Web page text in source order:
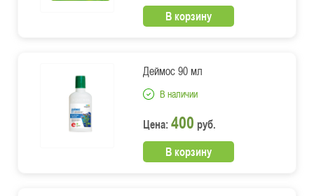
В корзину
Деймос 90 мл
В наличии
Цена: 400 руб.
В корзину